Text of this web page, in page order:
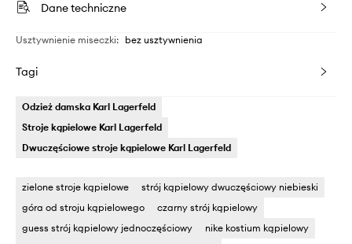
Dane techniczne
Usztywnienie miseczki: bez usztywnienia
Tagi
Odzież damska Karl Lagerfeld
Stroje kąpielowe Karl Lagerfeld
Dwuczęściowe stroje kąpielowe Karl Lagerfeld
zielone stroje kąpielowe
strój kąpielowy dwuczęściowy niebieski
góra od stroju kąpielowego
czarny strój kąpielowy
guess strój kąpielowy jednoczęściowy
nike kostium kąpielowy